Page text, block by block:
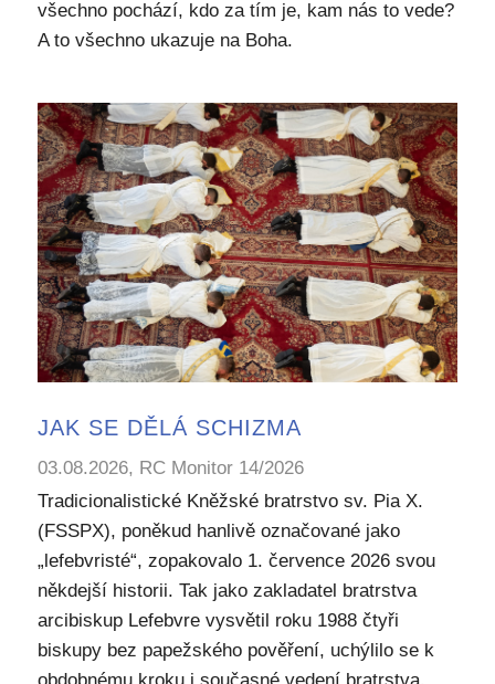
všechno pochází, kdo za tím je, kam nás to vede?
A to všechno ukazuje na Boha.
JAK SE DĚLÁ SCHIZMA
03.08.2026, RC Monitor 14/2026
Tradicionalistické Kněžské bratrstvo sv. Pia X.
(FSSPX), poněkud hanlivě označované jako
„lefebvristé“, zopakovalo 1. července 2026 svou
někdejší historii. Tak jako zakladatel bratrstva
arcibiskup Lefebvre vysvětil roku 1988 čtyři
biskupy bez papežského pověření, uchýlilo se k